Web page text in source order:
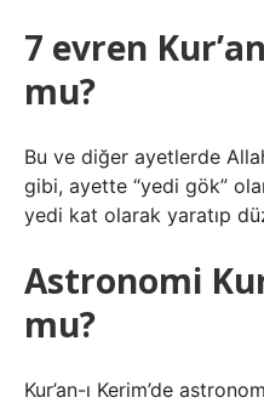
7 evren
mu?
Bu ve diğer ayetlerde
gibi, ayette “yedi gök”
yedi kat olarak yaratıp
Astronomi
mu?
Kur’an-ı Kerim’de